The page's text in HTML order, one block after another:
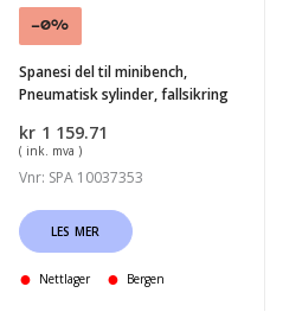
sylinder,
fallsikring
-0%
Spanesi del til minibench,
Pneumatisk sylinder, fallsikring
kr 1 159.71
( ink. mva )
Vnr: SPA 10037353
LES MER
Nettlager Bergen